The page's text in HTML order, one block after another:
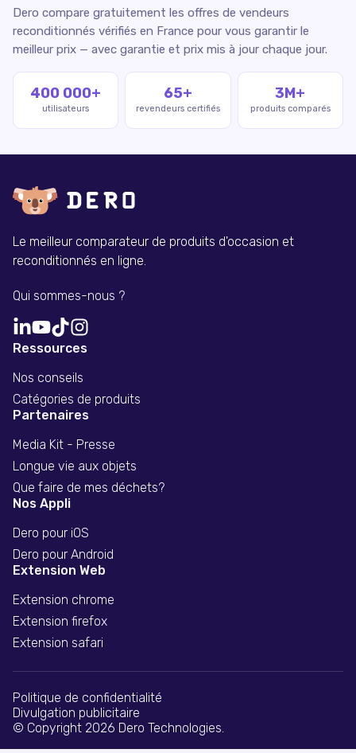
Dero compare gratuitement les offres de vendeurs
reconditionnés vérifiés en France pour vous garantir le
meilleur prix — avec garantie et prix mis à jour chaque jour.
400 000+
utilisateurs
65+
revendeurs certifiés
3M+
produits comparés
Le meilleur comparateur de produits d'occasion et
reconditionnés en ligne.
Qui sommes-nous ?
Ressources
Nos conseils
Catégories de produits
Partenaires
Media Kit - Presse
Longue vie aux objets
Que faire de mes déchets?
Nos Appli
Dero pour iOS
Dero pour Android
Extension Web
Extension chrome
Extension firefox
Extension safari
© Copyright 2026 Dero Technologies.
Politique de confidentialité
Divulgation publicitaire